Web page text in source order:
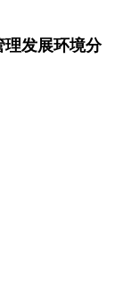
理发展环境分